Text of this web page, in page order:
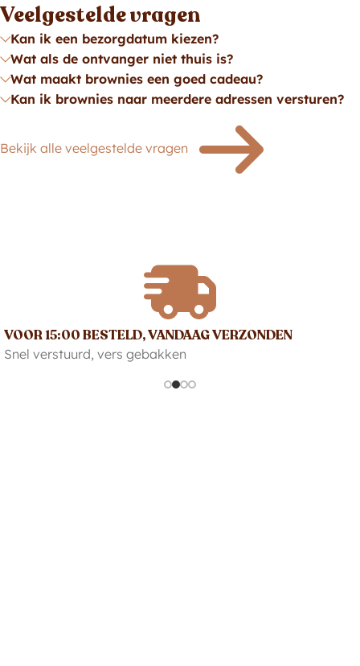
Veelgestelde vragen
Kan ik een bezorgdatum kiezen?
Wat als de ontvanger niet thuis is?
Wat maakt brownies een goed cadeau?
Kan ik brownies naar meerdere adressen versturen?
Bekijk alle veelgestelde vragen
VOOR 15:00 BESTELD, VANDAAG VERZONDEN
Snel verstuurd, vers gebakken